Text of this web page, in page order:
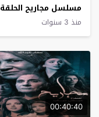
مسلسل مجاريح الحلقة 10
منذ 3 سنوات
00:40:40